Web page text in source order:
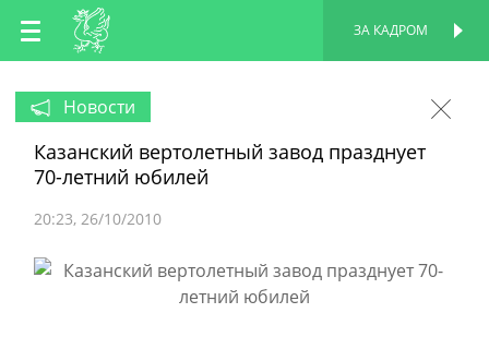
RU
EN
ЗА КАДРОМ
Новости
Казанский вертолетный завод празднует
70-летний юбилей
20:23 26/10/2010
ПЕРСОНАЛЬНАЯ